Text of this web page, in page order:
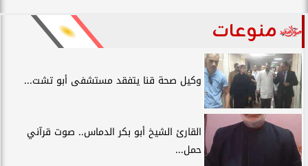
منوعات
وكيل صحة قنا يتفقد مستشفى أبو تشت...
القارئ الشيخ أبو بكر الدماس.. صوت قرآني
حمل...